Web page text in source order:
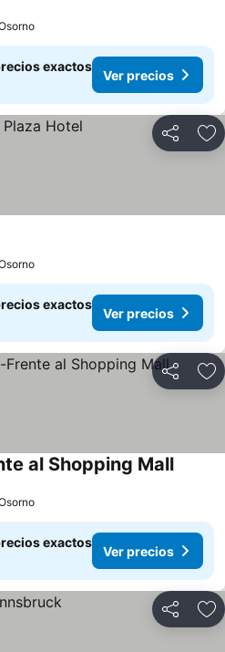
exactos
Ver precios
Compartir
exactos
Ver precios
Compartir
al Shopping MallVer
exactos
Ver precios
Compartir